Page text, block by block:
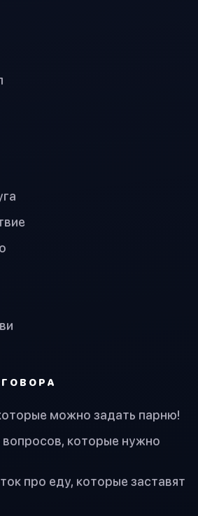
можно задать парню!
которые нужно
про еду, которые заставят